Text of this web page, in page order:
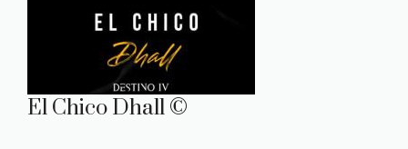
El Chico Dhall ©